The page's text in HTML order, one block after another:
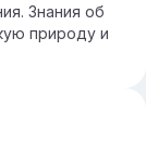
Знания об
природу и